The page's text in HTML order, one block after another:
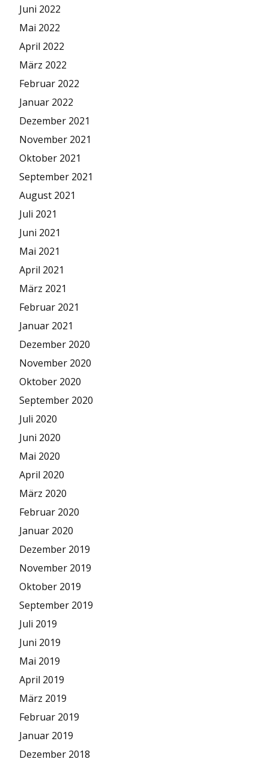
Juni 2022
Mai 2022
April 2022
März 2022
Februar 2022
Januar 2022
Dezember 2021
November 2021
Oktober 2021
September 2021
August 2021
Juli 2021
Juni 2021
Mai 2021
April 2021
März 2021
Februar 2021
Januar 2021
Dezember 2020
November 2020
Oktober 2020
September 2020
Juli 2020
Juni 2020
Mai 2020
April 2020
März 2020
Februar 2020
Januar 2020
Dezember 2019
November 2019
Oktober 2019
September 2019
Juli 2019
Juni 2019
Mai 2019
April 2019
März 2019
Februar 2019
Januar 2019
Dezember 2018